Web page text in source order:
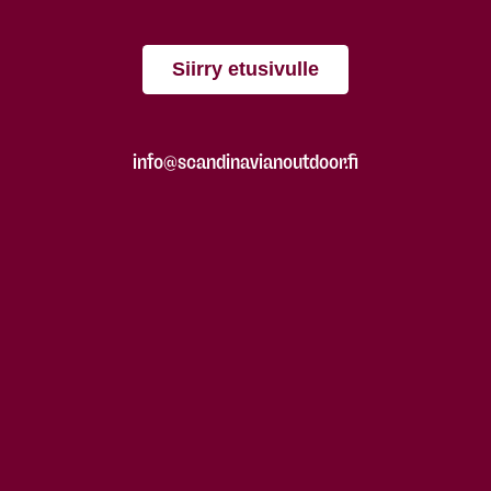
Siirry etusivulle
info@scandinavianoutdoor.fi